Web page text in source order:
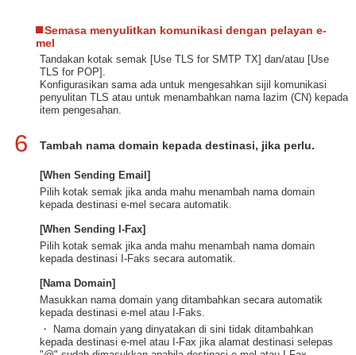
Semasa menyulitkan komunikasi dengan pelayan e-
mel
Tandakan kotak semak [Use TLS for SMTP TX] dan/atau [Use
TLS for POP].
Konfigurasikan sama ada untuk mengesahkan sijil komunikasi
penyulitan TLS atau untuk menambahkan nama lazim (CN) kepada
item pengesahan.
6 Tambah nama domain kepada destinasi, jika perlu.
[When Sending Email]
Pilih kotak semak jika anda mahu menambah nama domain
kepada destinasi e-mel secara automatik.
[When Sending I-Fax]
Pilih kotak semak jika anda mahu menambah nama domain
kepada destinasi I-Faks secara automatik.
[Nama Domain]
Masukkan nama domain yang ditambahkan secara automatik
kepada destinasi e-mel atau I-Faks.
・ Nama domain yang dinyatakan di sini tidak ditambahkan
kepada destinasi e-mel atau I-Fax jika alamat destinasi selepas